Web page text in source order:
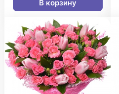
В корзину